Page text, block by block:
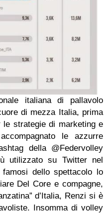
italiana di pallavolo
di mezza Italia, prima
strategie di marketing e
le azzurre
della @Federvolley
utilizzato su Twitter nel
dello spettacolo lo
Del Core e compagne,
d’Italia, Renzi si è
Insomma di volley